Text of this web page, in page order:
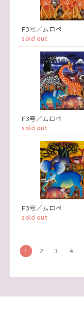
F3号／ムロペ
sold out
F3号／ムロペ
sold out
F3号／ムロペ
sold out
1 2 3 4